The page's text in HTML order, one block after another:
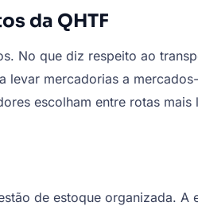
da QHTF
No que diz respeito ao
mercadorias a
escolham entre rotas
de estoque organizada.